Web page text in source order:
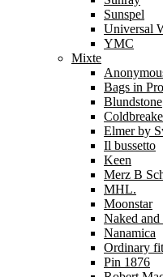
Sunspel
Universal
YMC
Mixte
Bags in
Blundstone
Elmer by
Il bussetto
Keen
Merz B
MHL.
Moonstar
Naked and
Nanamica
Ordinary fit
Pin 1876